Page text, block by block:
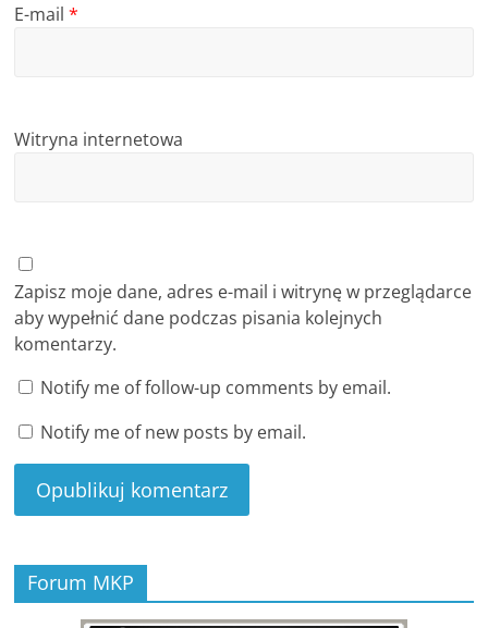
E-mail*
Witryna internetowa
Zapisz moje dane, adres e-mail i witrynę w przeglądarce
aby wypełnić dane podczas pisania kolejnych
komentarzy.
Notify me of follow-up comments by email.
Notify me of new posts by email.
Forum MKP